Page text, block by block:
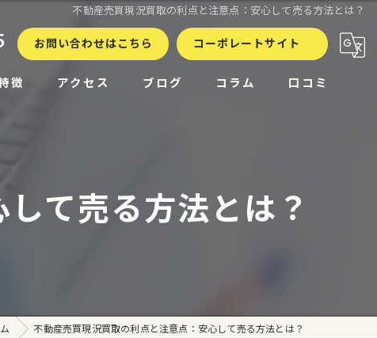
不動産売買現況買取の利点と注意点：安心して売る方法とは？
お問い合わせはこちら コーポレートサイト
徴 アクセス ブログ コラム 口コミ
て売る方法とは？
不動産売買現況買取の利点と注意点：安心して売る方法とは？